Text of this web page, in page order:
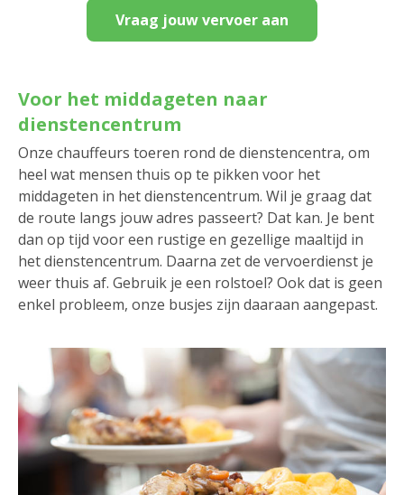
Vraag jouw vervoer aan
Voor het middageten naar
dienstencentrum
Onze chauffeurs toeren rond de dienstencentra, om
heel wat mensen thuis op te pikken voor het
middageten in het dienstencentrum. Wil je graag dat
de route langs jouw adres passeert? Dat kan. Je bent
dan op tijd voor een rustige en gezellige maaltijd in
het dienstencentrum. Daarna zet de vervoerdienst je
weer thuis af. Gebruik je een rolstoel? Ook dat is geen
enkel probleem, onze busjes zijn daaraan aangepast.